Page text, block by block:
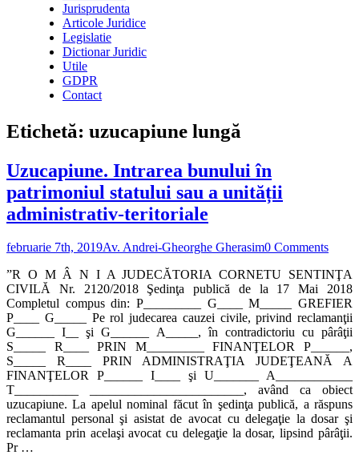
Jurisprudenta
Articole Juridice
Legislatie
Dictionar Juridic
Utile
GDPR
Contact
Etichetă: uzucapiune lungă
Uzucapiune. Intrarea bunului în
patrimoniul statului sau a unității
administrativ-teritoriale
februarie 7th, 2019Av. Andrei-Gheorghe Gherasim0 Comments
”R O M Â N I A JUDECĂTORIA CORNETU SENTINŢA
CIVILĂ Nr. 2120/2018 Şedinţa publică de la 17 Mai 2018
Completul compus din: P_________ G____ M_____ GREFIER
P____ G_____ Pe rol judecarea cauzei civile, privind reclamanţii
G______ I__ şi G______ A_____, în contradictoriu cu pârâţii
S_____ R____ PRIN M_________ FINANŢELOR P______,
S_____ R____ PRIN ADMINISTRAŢIA JUDEŢEANĂ A
FINANŢELOR P______ I____ şi U_______ A____________
T__________ ________________________, având ca obiect
uzucapiune. La apelul nominal făcut în şedinţa publică, a răspuns
reclamantul personal şi asistat de avocat cu delegaţie la dosar şi
reclamanta prin acelaşi avocat cu delegaţie la dosar, lipsind pârâţii.
Pr …